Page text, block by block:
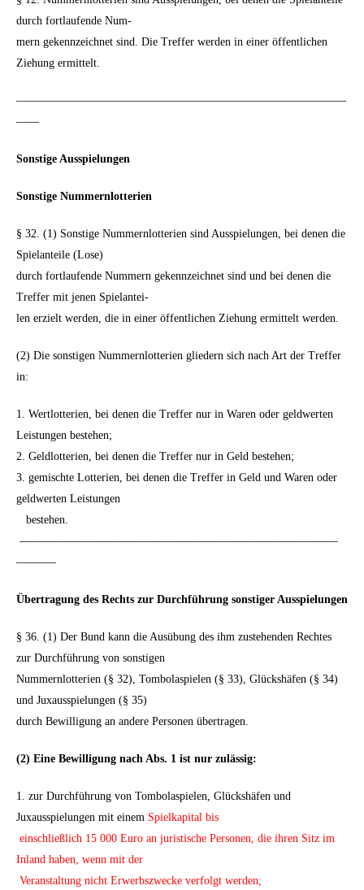
durch fortlaufende Num-
mern gekennzeichnet sind. Die Treffer werden in einer öffentlichen
Ziehung ermittelt.
—————————————————————————————
——
Sonstige Ausspielungen
Sonstige Nummernlotterien
§ 32. (1) Sonstige Nummernlotterien sind Ausspielungen, bei denen die
Spielanteile (Lose)
durch fortlaufende Nummern gekennzeichnet sind und bei denen die
Treffer mit jenen Spielantei-
len erzielt werden, die in einer öffentlichen Ziehung ermittelt werden.
(2) Die sonstigen Nummernlotterien gliedern sich nach Art der Treffer
in:
1. Wertlotterien, bei denen die Treffer nur in Waren oder geldwerten
Leistungen bestehen;
2. Geldlotterien, bei denen die Treffer nur in Geld bestehen;
3. gemischte Lotterien, bei denen die Treffer in Geld und Waren oder
geldwerten Leistungen
bestehen.
————————————————————————————
———–
Übertragung des Rechts zur Durchführung sonstiger Ausspielungen
§ 36. (1) Der Bund kann die Ausübung des ihm zustehenden Rechtes
zur Durchführung von sonstigen
Nummernlotterien (§ 32), Tombolaspielen (§ 33), Glückshäfen (§ 34)
und Juxausspielungen (§ 35)
durch Bewilligung an andere Personen übertragen.
(2) Eine Bewilligung nach Abs. 1 ist nur zulässig:
1. zur Durchführung von Tombolaspielen, Glückshäfen und
Juxausspielungen mit einem Spielkapital bis
einschließlich 15 000 Euro an juristische Personen, die ihren Sitz im
Inland haben, wenn mit der
Veranstaltung nicht Erwerbszwecke verfolgt werden;